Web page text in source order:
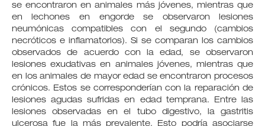
se encontraron en animales más jóvenes, mientras que
en lechones en engorde se observaron lesiones
neumónicas compatibles con el segundo (cambios
necróticos e inflamatorios). Si se comparan los cambios
observados de acuerdo con la edad, se observaron
lesiones exudativas en animales jóvenes, mientras que
en los animales de mayor edad se encontraron procesos
crónicos. Estos se corresponderían con la reparación de
lesiones agudas sufridas en edad temprana. Entre las
lesiones observadas en el tubo digestivo, la gastritis
ulcerosa fue la más prevalente. Esto podría asociarse